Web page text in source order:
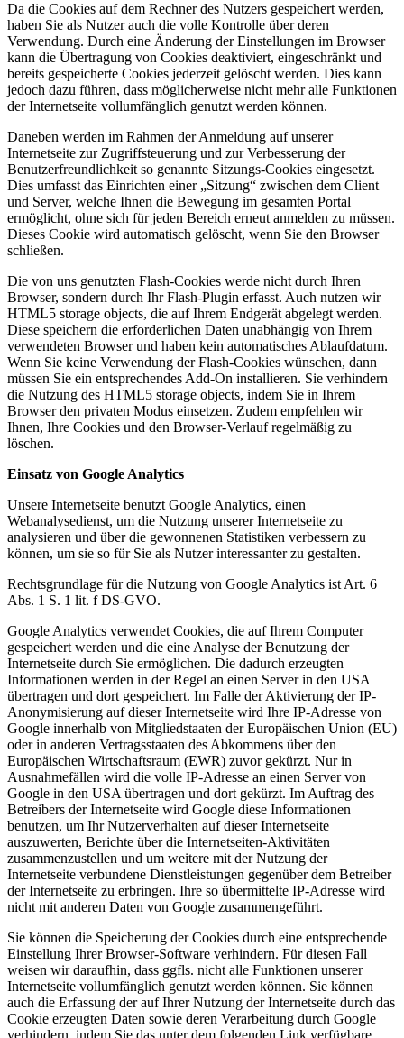
Da die Cookies auf dem Rechner des Nutzers gespeichert werden,
haben Sie als Nutzer auch die volle Kontrolle über deren
Verwendung. Durch eine Änderung der Einstellungen im Browser
kann die Übertragung von Cookies deaktiviert, eingeschränkt und
bereits gespeicherte Cookies jederzeit gelöscht werden. Dies kann
jedoch dazu führen, dass möglicherweise nicht mehr alle Funktionen
der Internetseite vollumfänglich genutzt werden können.
Daneben werden im Rahmen der Anmeldung auf unserer
Internetseite zur Zugriffsteuerung und zur Verbesserung der
Benutzerfreundlichkeit so genannte Sitzungs-Cookies eingesetzt.
Dies umfasst das Einrichten einer „Sitzung“ zwischen dem Client
und Server, welche Ihnen die Bewegung im gesamten Portal
ermöglicht, ohne sich für jeden Bereich erneut anmelden zu müssen.
Dieses Cookie wird automatisch gelöscht, wenn Sie den Browser
schließen.
Die von uns genutzten Flash-Cookies werde nicht durch Ihren
Browser, sondern durch Ihr Flash-Plugin erfasst. Auch nutzen wir
HTML5 storage objects, die auf Ihrem Endgerät abgelegt werden.
Diese speichern die erforderlichen Daten unabhängig von Ihrem
verwendeten Browser und haben kein automatisches Ablaufdatum.
Wenn Sie keine Verwendung der Flash-Cookies wünschen, dann
müssen Sie ein entsprechendes Add-On installieren. Sie verhindern
die Nutzung des HTML5 storage objects, indem Sie in Ihrem
Browser den privaten Modus einsetzen. Zudem empfehlen wir
Ihnen, Ihre Cookies und den Browser-Verlauf regelmäßig zu
löschen.
Einsatz von Google Analytics
Unsere Internetseite benutzt Google Analytics, einen
Webanalysedienst, um die Nutzung unserer Internetseite zu
analysieren und über die gewonnenen Statistiken verbessern zu
können, um sie so für Sie als Nutzer interessanter zu gestalten.
Rechtsgrundlage für die Nutzung von Google Analytics ist Art. 6
Abs. 1 S. 1 lit. f DS-GVO.
Google Analytics verwendet Cookies, die auf Ihrem Computer
gespeichert werden und die eine Analyse der Benutzung der
Internetseite durch Sie ermöglichen. Die dadurch erzeugten
Informationen werden in der Regel an einen Server in den USA
übertragen und dort gespeichert. Im Falle der Aktivierung der IP-
Anonymisierung auf dieser Internetseite wird Ihre IP-Adresse von
Google innerhalb von Mitgliedstaaten der Europäischen Union (EU)
oder in anderen Vertragsstaaten des Abkommens über den
Europäischen Wirtschaftsraum (EWR) zuvor gekürzt. Nur in
Ausnahmefällen wird die volle IP-Adresse an einen Server von
Google in den USA übertragen und dort gekürzt. Im Auftrag des
Betreibers der Internetseite wird Google diese Informationen
benutzen, um Ihr Nutzerverhalten auf dieser Internetseite
auszuwerten, Berichte über die Internetseiten-Aktivitäten
zusammenzustellen und um weitere mit der Nutzung der
Internetseite verbundene Dienstleistungen gegenüber dem Betreiber
der Internetseite zu erbringen. Ihre so übermittelte IP-Adresse wird
nicht mit anderen Daten von Google zusammengeführt.
Sie können die Speicherung der Cookies durch eine entsprechende
Einstellung Ihrer Browser-Software verhindern. Für diesen Fall
weisen wir daraufhin, dass ggfls. nicht alle Funktionen unserer
Internetseite vollumfänglich genutzt werden können. Sie können
auch die Erfassung der auf Ihrer Nutzung der Internetseite durch das
Cookie erzeugten Daten sowie deren Verarbeitung durch Google
verhindern, indem Sie das unter dem folgenden Link verfügbare